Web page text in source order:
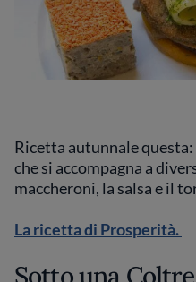
Ricetta autunnale
che si accompagna a
maccheroni, la salsa e il
La ricetta di Prosperità.